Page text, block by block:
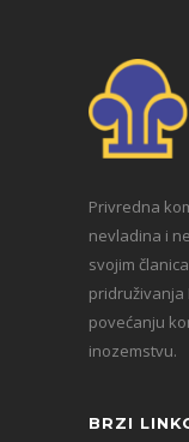
Privredna
nevladina i
svojim
pridruživanja
povećanju
inozemstvu.
BRZI